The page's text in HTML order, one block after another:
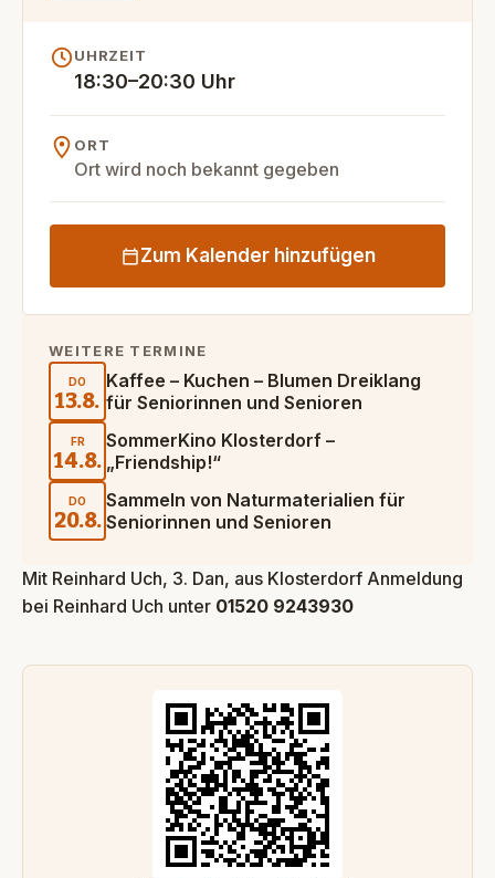
Mit Reinhard Uch, 3. Dan, aus Klosterdorf Anmeldung
bei Reinhard Uch unter 01520 9243930
UHRZEIT
18:30–20:30 Uhr
ORT
Ort wird noch bekannt gegeben
Zum Kalender hinzufügen
WEITERE TERMINE
DO
13.8.
Kaffee – Kuchen – Blumen Dreiklang
für Seniorinnen und Senioren
FR
14.8.
SommerKino Klosterdorf –
„Friendship!“
DO
20.8.
Sammeln von Naturmaterialien für
Seniorinnen und Senioren